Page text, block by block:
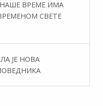
ВРЕМЕ ИМА
СВЕТЕ
ЈЕ НОВА